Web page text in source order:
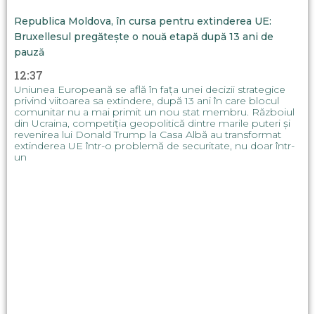
Republica Moldova, în cursa pentru extinderea UE:
Bruxellesul pregătește o nouă etapă după 13 ani de
pauză
12:37
Uniunea Europeană se află în fața unei decizii strategice
privind viitoarea sa extindere, după 13 ani în care blocul
comunitar nu a mai primit un nou stat membru. Războiul
din Ucraina, competiția geopolitică dintre marile puteri și
revenirea lui Donald Trump la Casa Albă au transformat
extinderea UE într-o problemă de securitate, nu doar într-
un